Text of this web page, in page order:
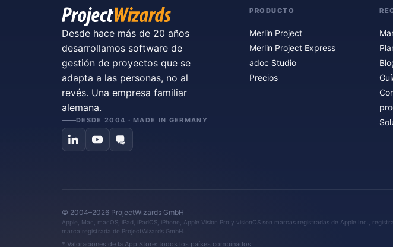
Desde hace más de 20 años
desarrollamos software de
gestión de proyectos que se
adapta a las personas, no al
revés. Una empresa familiar
alemana.
DESDE 2004 · MADE IN GERMANY
PRODUCTO
Merlin Project
Merlin Project Express
adoc Studio
Precios
© 2004–2026 ProjectWizards GmbH
Apple, Mac, macOS, iPad, iPadOS, iPhone, Apple Vision Pro y visionOS son marcas registradas de Apple Inc.,
marca registrada de ProjectWizards GmbH.
* Valoraciones de la App Store: todos los países combinados.